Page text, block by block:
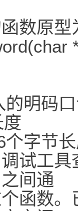
数原型
的明码
个字节
试工
间通
函数